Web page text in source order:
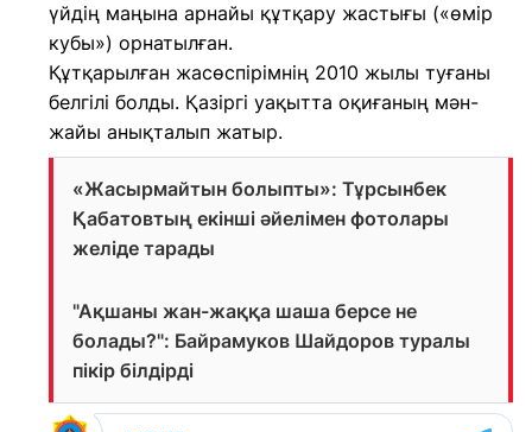
үйдің маңына арнайы құтқару жастығы («өмір
кубы») орнатылған.
Құтқарылған жасөспірімнің 2010 жылы туғаны
белгілі болды. Қазіргі уақытта оқиғаның мән-
жайы анықталып жатыр.
«Жасырмайтын болыпты»: Тұрсынбек
Қабатовтың екінші әйелімен фотолары
желіде тарады
"Ақшаны жан-жаққа шаша берсе не
болады?": Байрамуков Шайдоров туралы
пікір білдірді